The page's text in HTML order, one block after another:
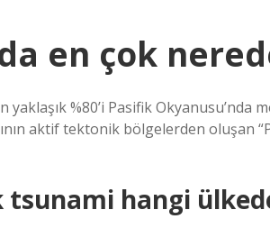
en çok
yaklaşık %80’i Pasifik
aktif tektonik bölgelerden oluşan
tsunami hangi